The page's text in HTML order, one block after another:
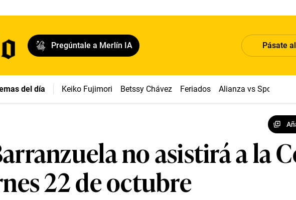
Pregúntale a Merlín IA Pásate
del día Keiko Fujimori Betssy Chávez Feriados Alianza vs Sport Boys
no asistirá a la
22 de octubre